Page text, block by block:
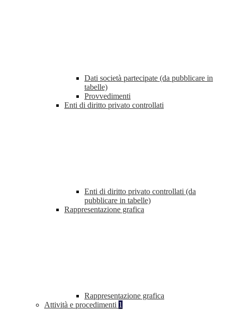
Dati società partecipate (da pubblicare in
tabelle)
Provvedimenti
Enti di diritto privato controllati
Enti di diritto privato controllati (da
pubblicare in tabelle)
Rappresentazione grafica
Rappresentazione grafica
Attività e procedimenti 1